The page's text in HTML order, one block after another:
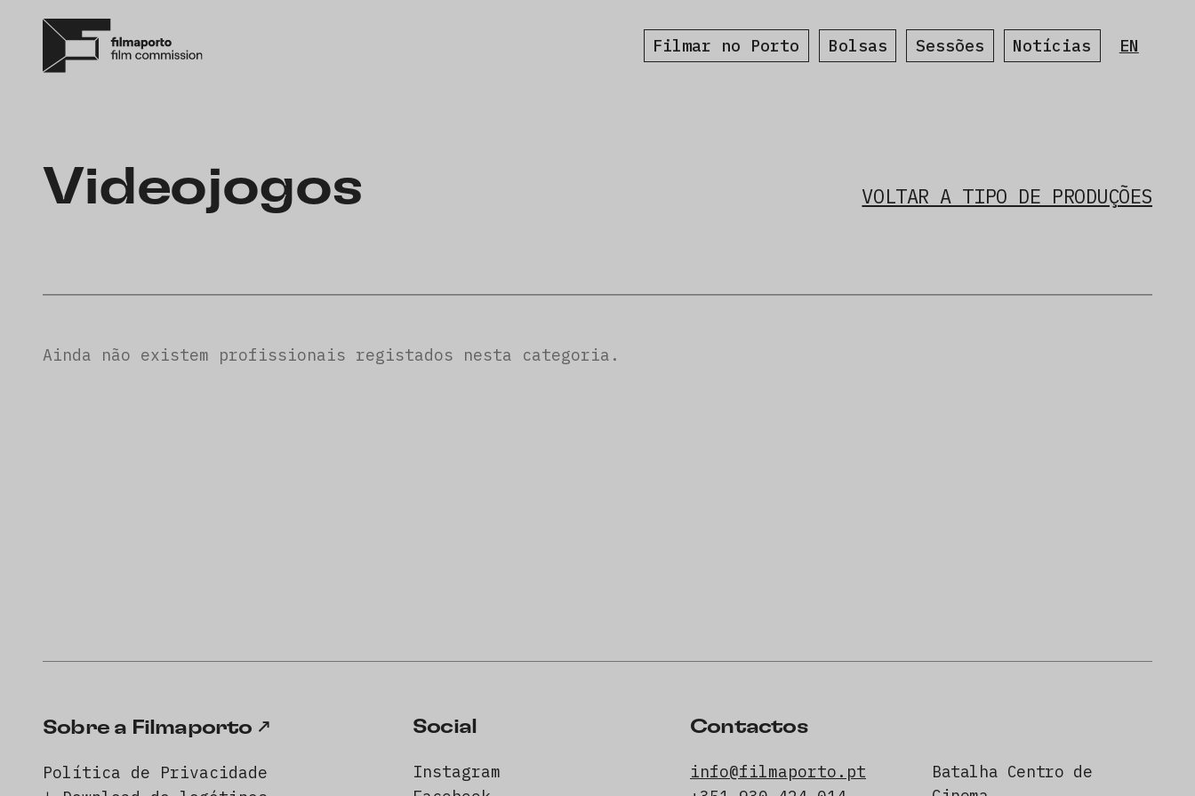
Filmar no Porto Bolsas Sessões Notícias EN
Videojogos VOLTAR A TIPO DE PRODUÇÕES
Ainda não existem profissionais registados nesta categoria.
Sobre a Filmaporto
Política de Privacidade
Social
Instagram
Contactos
info@filmaporto.pt
Batalha Centro de